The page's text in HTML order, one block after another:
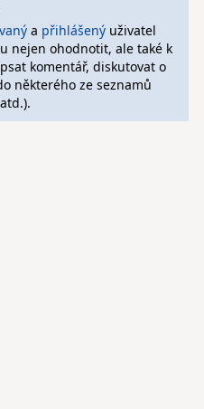
a přihlášenýuživatel
nejen ohodnotit, ale také k
komentář, diskutovat o
některého ze seznamů